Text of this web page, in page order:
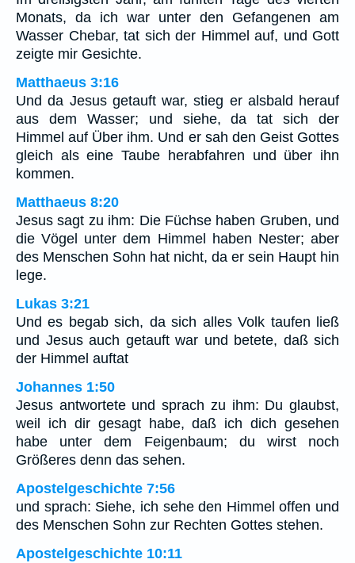
Monats, da ich war unter den Gefangenen am
Wasser Chebar, tat sich der Himmel auf, und Gott
zeigte mir Gesichte.
Matthaeus 3:16
Und da Jesus getauft war, stieg er alsbald herauf
aus dem Wasser; und siehe, da tat sich der
Himmel auf Über ihm. Und er sah den Geist Gottes
gleich als eine Taube herabfahren und über ihn
kommen.
Matthaeus 8:20
Jesus sagt zu ihm: Die Füchse haben Gruben, und
die Vögel unter dem Himmel haben Nester; aber
des Menschen Sohn hat nicht, da er sein Haupt hin
lege.
Lukas 3:21
Und es begab sich, da sich alles Volk taufen ließ
und Jesus auch getauft war und betete, daß sich
der Himmel auftat
Johannes 1:50
Jesus antwortete und sprach zu ihm: Du glaubst,
weil ich dir gesagt habe, daß ich dich gesehen
habe unter dem Feigenbaum; du wirst noch
Größeres denn das sehen.
Apostelgeschichte 7:56
und sprach: Siehe, ich sehe den Himmel offen und
des Menschen Sohn zur Rechten Gottes stehen.
Apostelgeschichte 10:11